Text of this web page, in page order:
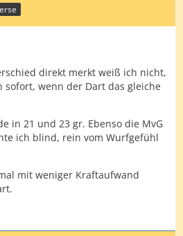
direkt merkt weiß ich nicht,
sofort, wenn der Dart das gleiche
in 21 und 23 gr. Ebenso die MvG
ich blind, rein vom Wurfgefühl
mit weniger Kraftaufwand